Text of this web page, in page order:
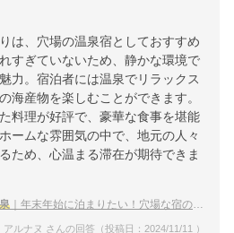
は、穴場の温泉宿としておすすめ
すぎていないため、静かな環境で
力。宿泊者には温泉でリラックス
海産物を楽しむことができます。
料理が好評で、豪華な食事を堪能
ームな雰囲気の中で、地元の人々
ため、心温まる滞在が期待できま
｜年末年始に泊まりたい！穴場な宿のおすすめは？
アルナヌ さんの回答（投稿日：2024/11/11 ）